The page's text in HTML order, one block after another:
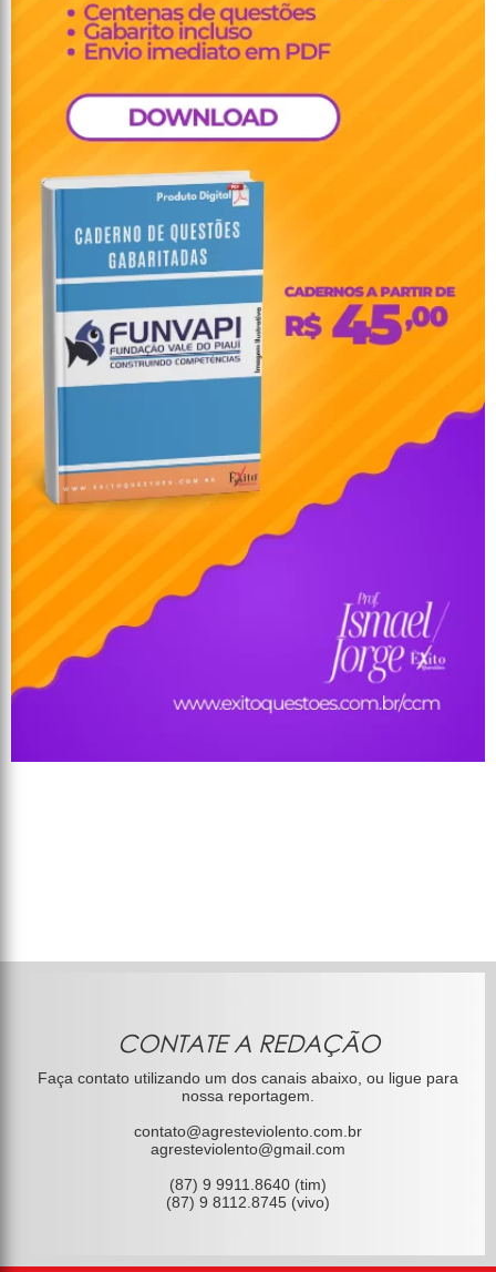
CONTATE A REDAÇÃO
Faça contato utilizando um dos canais abaixo, ou ligue para
nossa reportagem.
contato@agresteviolento.com.br
agresteviolento@gmail.com
(87) 9 9911.8640 (tim)
(87) 9 8112.8745 (vivo)